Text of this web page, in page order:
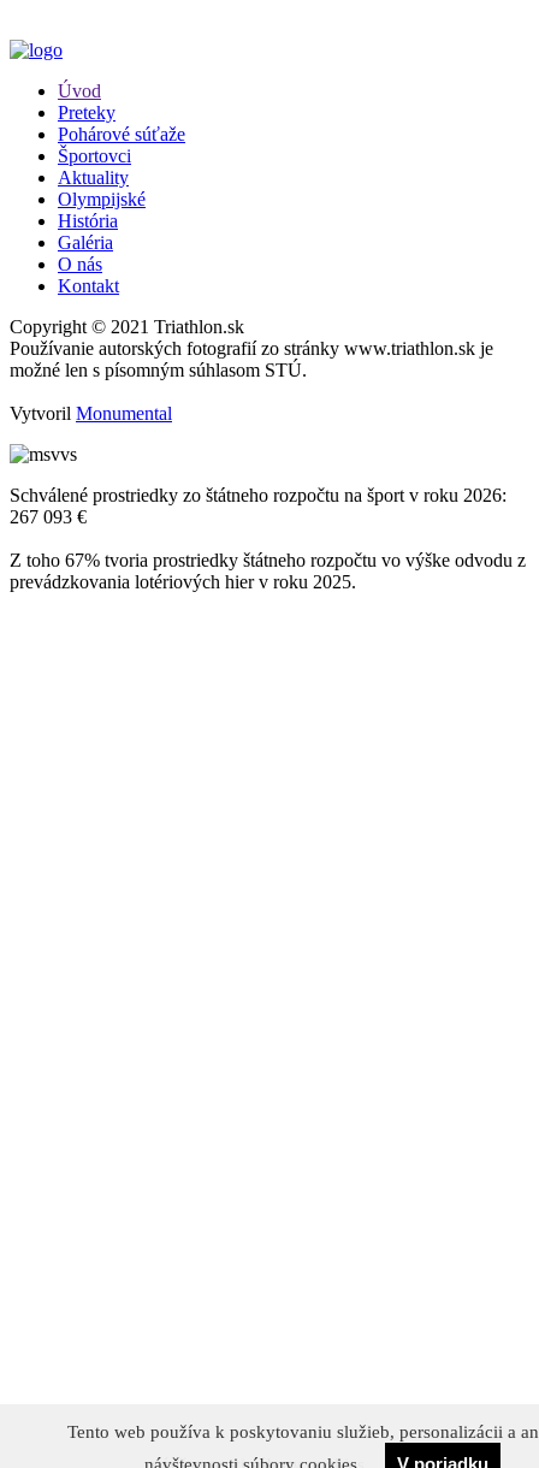
Úvod
Preteky
Pohárové súťaže
Športovci
Aktuality
Olympijské
História
Galéria
O nás
Kontakt
Copyright © 2021 Triathlon.sk
Používanie autorských fotografií zo stránky www.triathlon.sk je
možné len s písomným súhlasom STÚ.
Vytvoril Monumental
Schválené prostriedky zo štátneho rozpočtu na šport v roku 2026:
267 093 €
Z toho 67% tvoria prostriedky štátneho rozpočtu vo výške odvodu z
prevádzkovania lotériových hier v roku 2025.
Tento web používa k poskytovaniu služieb, personalizácii a
návštevnosti súbory cookies.
Súhlasím
Tento web používa k poskytovaniu služieb, personalizácii a
návštevnosti súbory cookies.
V poriadku